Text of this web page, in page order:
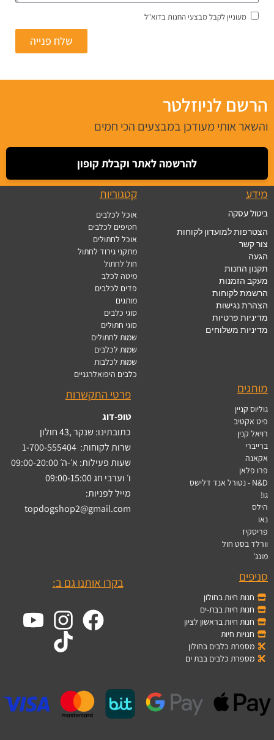
מעוניין לקבל מבצעי החנות בדוא"ל
שלח פנייה
הרשם לניוזלטר
והשאר אותי מעודכן במבצעים הכי חמים
להרשמה לאתר וקבלת קופון
מידע
ביטול עסקה
הצטרפות למועדון לקוחות
צור קשר
הגעה
תקנון החנות
מעקב הזמנות
הרשמת לקוחות
הצהרת נגישות
מדיניות פרטיות
מדיניות משלוחים
קטגוריות
אוכל לכלבים
חטיפים לכלבים
אוכל לחתולים
מתקני גירוד לחתול
חול לחתול
מיטה לכלב
פדים לכלבים
מותגים
סוגי כלבים
סוגי חתולים
שמות לחתולים
שמות לכלבים
שמות לכלבות
כלבים היפואלרגניים
מותגים
גוליוס קניין
פיט אקטיב
רויאל קנין
ברייברי
אקאנה
פרו פלאן
N&D - נטורל אנד דלישס
גו!
הילס
נאו
פריסקיז
וורלד בסט חול
מונג'
פרטי התקשרות
טופ-דוג
כתובתינו: שנקר ,43 חולון
שרות לקוחות: 1-700-555404
שעות פעילות: א׳-ה׳ 09:00-20:00
ו׳ וערבי חג 09:00-15:00
מייל לפניות:
topdogshop2@gmail.com
סניפים
חנות חיות בחולון
חנות חיות בבת-ים
חנות חיות בראשון לציון
חנויות חיות
מספרת כלבים בחולון
מספרת כלבים בבת ים
בקרו אותנו גם ב: